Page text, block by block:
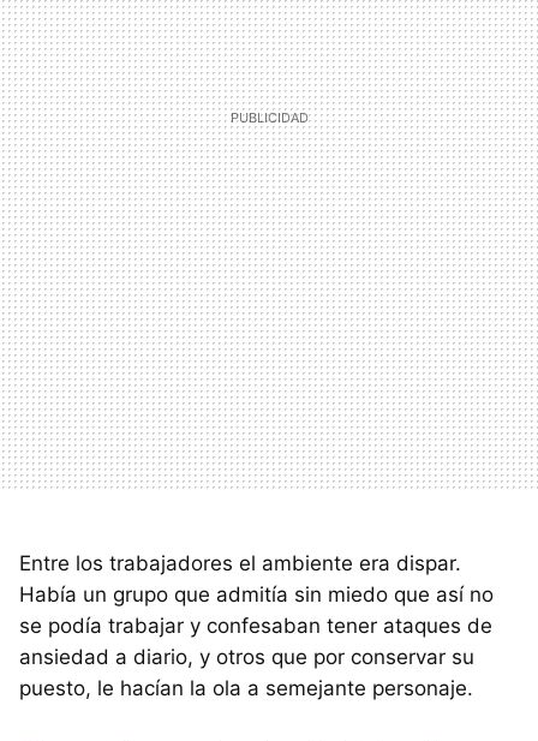
Entre los trabajadores el ambiente era dispar.
Había un grupo que admitía sin miedo que así no
se podía trabajar y confesaban tener ataques de
ansiedad a diario, y otros que por conservar su
puesto, le hacían la ola a semejante personaje.